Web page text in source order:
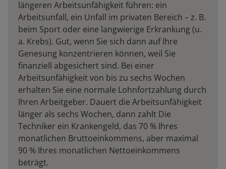
längeren Arbeitsunfähigkeit führen: ein
Arbeitsunfall, ein Unfall im privaten Bereich – z. B.
beim Sport oder eine langwierige Erkrankung (u.
a. Krebs). Gut, wenn Sie sich dann auf Ihre
Genesung konzentrieren können, weil Sie
finanziell abgesichert sind. Bei einer
Arbeitsunfähigkeit von bis zu sechs Wochen
erhalten Sie eine normale Lohnfortzahlung durch
Ihren Arbeitgeber. Dauert die Arbeitsunfähigkeit
länger als sechs Wochen, dann zahlt Die
Techniker ein Krankengeld, das 70 % Ihres
monatlichen Bruttoeinkommens, aber maximal
90 % Ihres monatlichen Nettoeinkommens
beträgt.